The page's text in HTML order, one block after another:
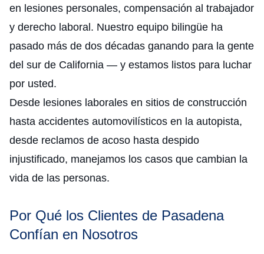
en lesiones personales, compensación al trabajador
y derecho laboral. Nuestro equipo bilingüe ha
pasado más de dos décadas ganando para la gente
del sur de California — y estamos listos para luchar
por usted.
Desde lesiones laborales en sitios de construcción
hasta accidentes automovilísticos en la autopista,
desde reclamos de acoso hasta despido
injustificado, manejamos los casos que cambian la
vida de las personas.
Por Qué los Clientes de Pasadena
Confían en Nosotros